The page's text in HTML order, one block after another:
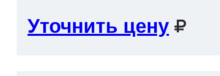
Уточнить цену